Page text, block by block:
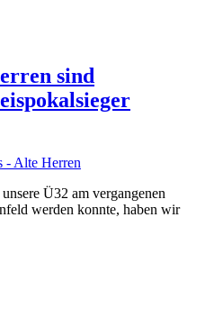
sind
- Alte Herren
Ü32 am vergangenen
werden konnte, haben wir